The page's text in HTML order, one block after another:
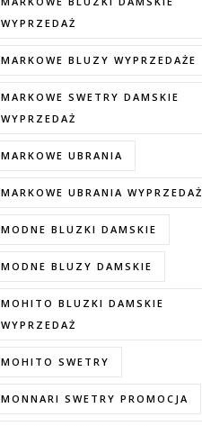
WYPRZEDAŻ
MARKOWE BLUZY WYPRZEDAŻE
MARKOWE SWETRY DAMSKIE
WYPRZEDAŻ
MARKOWE UBRANIA
MARKOWE UBRANIA WYPRZEDAŻ
MODNE BLUZKI DAMSKIE
MODNE BLUZY DAMSKIE
MOHITO BLUZKI DAMSKIE
WYPRZEDAŻ
MOHITO SWETRY
MONNARI SWETRY PROMOCJA